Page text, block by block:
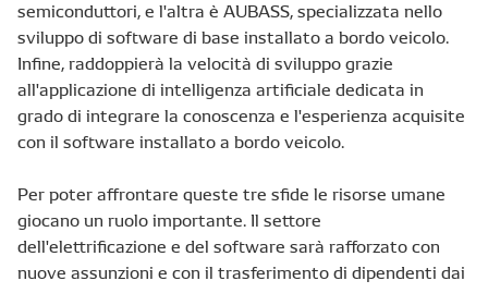
semiconduttori, e l'altra è AUBASS, specializzata nello
sviluppo di software di base installato a bordo veicolo.
Infine, raddoppierà la velocità di sviluppo grazie
all'applicazione di intelligenza artificiale dedicata in
grado di integrare la conoscenza e l'esperienza acquisite
con il software installato a bordo veicolo.
Per poter affrontare queste tre sfide le risorse umane
giocano un ruolo importante. Il settore
dell'elettrificazione e del software sarà rafforzato con
nuove assunzioni e con il trasferimento di dipendenti dai